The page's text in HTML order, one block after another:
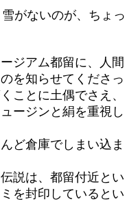
がないのが、ちょっ
ジアム都留に、人間
を知らせてくださっ
ことに土偶でさえ、
ージンと絹を重視し
ど倉庫でしまい込ま
説は、都留付近とい
を封印しているとい